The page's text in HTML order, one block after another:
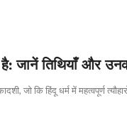
जानें तिथियाँ और
जो कि हिंदू धर्म में महत्वपूर्ण